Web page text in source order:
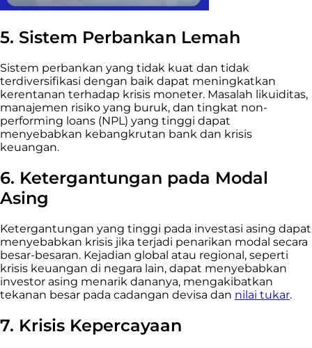
5. Sistem Perbankan Lemah
Sistem perbankan yang tidak kuat dan tidak
terdiversifikasi dengan baik dapat meningkatkan
kerentanan terhadap krisis moneter. Masalah likuiditas,
manajemen risiko yang buruk, dan tingkat non-
performing loans (NPL) yang tinggi dapat
menyebabkan kebangkrutan bank dan krisis
keuangan.
6. Ketergantungan pada Modal
Asing
Ketergantungan yang tinggi pada investasi asing dapat
menyebabkan krisis jika terjadi penarikan modal secara
besar-besaran. Kejadian global atau regional, seperti
krisis keuangan di negara lain, dapat menyebabkan
investor asing menarik dananya, mengakibatkan
tekanan besar pada cadangan devisa dan nilai tukar.
7. Krisis Kepercayaan